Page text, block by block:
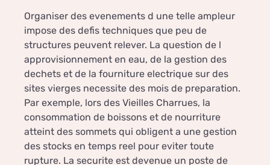
Organiser des evenements d une telle ampleur
impose des defis techniques que peu de
structures peuvent relever. La question de l
approvisionnement en eau, de la gestion des
dechets et de la fourniture electrique sur des
sites vierges necessite des mois de preparation.
Par exemple, lors des Vieilles Charrues, la
consommation de boissons et de nourriture
atteint des sommets qui obligent a une gestion
des stocks en temps reel pour eviter toute
rupture. La securite est devenue un poste de